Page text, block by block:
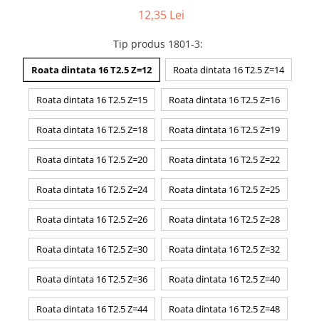
12,35 Lei
Tip produs 1801-3:
Roata dintata 16 T2.5 Z=12 Roata dintata 16 T2.5 Z=14
Roata dintata 16 T2.5 Z=15 Roata dintata 16 T2.5 Z=16
Roata dintata 16 T2.5 Z=18 Roata dintata 16 T2.5 Z=19
Roata dintata 16 T2.5 Z=20 Roata dintata 16 T2.5 Z=22
Roata dintata 16 T2.5 Z=24 Roata dintata 16 T2.5 Z=25
Roata dintata 16 T2.5 Z=26 Roata dintata 16 T2.5 Z=28
Roata dintata 16 T2.5 Z=30 Roata dintata 16 T2.5 Z=32
Roata dintata 16 T2.5 Z=36 Roata dintata 16 T2.5 Z=40
Roata dintata 16 T2.5 Z=44 Roata dintata 16 T2.5 Z=48